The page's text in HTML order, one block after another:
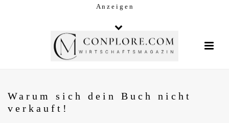
A n z e i g e n
Warum sich dein Buch nicht
verkauft!